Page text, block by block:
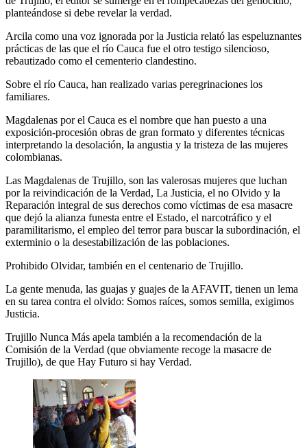
planteándose si debe revelar la verdad.
Arcila como una voz ignorada por la Justicia relató las espeluznantes
prácticas de las que el río Cauca fue el otro testigo silencioso,
rebautizado como el cementerio clandestino.
Sobre el río Cauca, han realizado varias peregrinaciones los
familiares.
Magdalenas por el Cauca es el nombre que han puesto a una
exposición-procesión obras de gran formato y diferentes técnicas
interpretando la desolación, la angustia y la tristeza de las mujeres
colombianas.
Las Magdalenas de Trujillo, son las valerosas mujeres que luchan
por la reivindicación de la Verdad, La Justicia, el no Olvido y la
Reparación integral de sus derechos como víctimas de esa masacre
que dejó la alianza funesta entre el Estado, el narcotráfico y el
paramilitarismo, el empleo del terror para buscar la subordinación, el
exterminio o la desestabilización de las poblaciones.
Prohibido Olvidar, también en el centenario de Trujillo.
La gente menuda, las guajas y guajes de la AFAVIT, tienen un lema
en su tarea contra el olvido: Somos raíces, somos semilla, exigimos
Justicia.
Trujillo Nunca Más apela también a la recomendación de la
Comisión de la Verdad (que obviamente recoge la masacre de
Trujillo), de que Hay Futuro si hay Verdad.